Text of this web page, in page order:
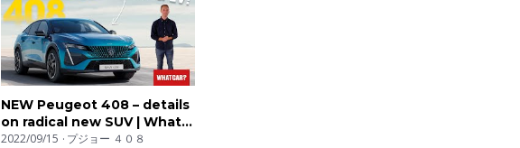
NEW Peugeot 408 – details
on radical new SUV | What
Car?
2022/09/15 プジョー ４０８